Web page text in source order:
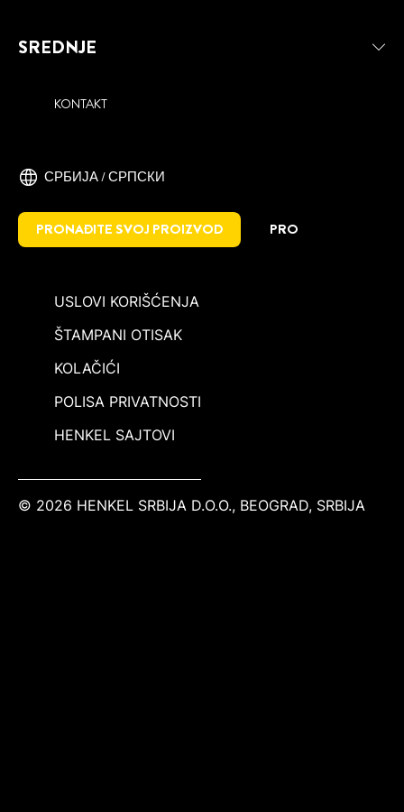
SREDNJE
KONTAKT
СРБИЈА / СРПСКИ
PRONAĐITE SVOJ PROIZVOD PRO
USLOVI KORIŠĆENJA
ŠTAMPANI OTISAK
KOLAČIĆI
POLISA PRIVATNOSTI
HENKEL SAJTOVI
© 2026 HENKEL SRBIJA D.O.O., BEOGRAD, SRBIJA